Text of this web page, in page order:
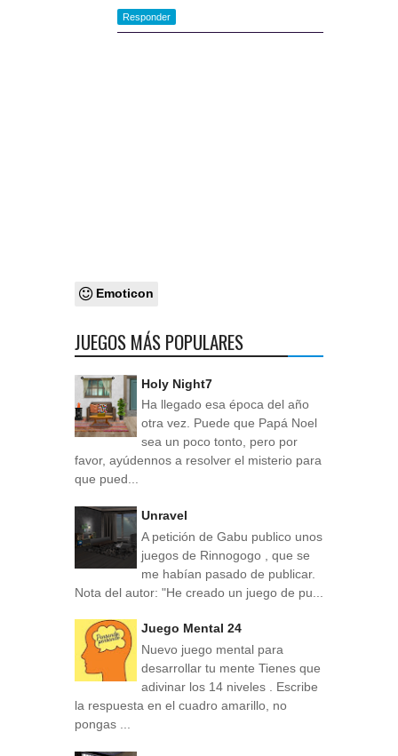
Responder
Emoticon
JUEGOS MÁS POPULARES
Holy Night7
Ha llegado esa época del año
otra vez. Puede que Papá Noel
sea un poco tonto, pero por
favor, ayúdennos a resolver el misterio para
que pued...
Unravel
A petición de Gabu publico unos
juegos de Rinnogogo , que se
me habían pasado de publicar.
Nota del autor: "He creado un juego de pu...
Juego Mental 24
Nuevo juego mental para
desarrollar tu mente Tienes que
adivinar los 14 niveles . Escribe
la respuesta en el cuadro amarillo, no
pongas ...